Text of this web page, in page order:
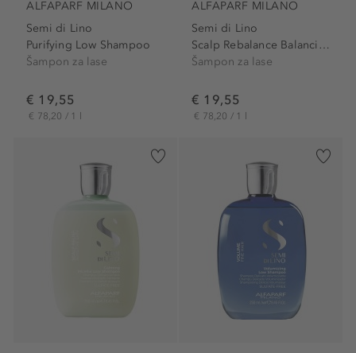
ALFAPARF MILANO
Semi di Lino
Purifying Low Shampoo
Šampon za lase
€ 19,55
€ 78,20 / 1 l
ALFAPARF MILANO
Semi di Lino
Scalp Rebalance Balancing...
Šampon za lase
€ 19,55
€ 78,20 / 1 l